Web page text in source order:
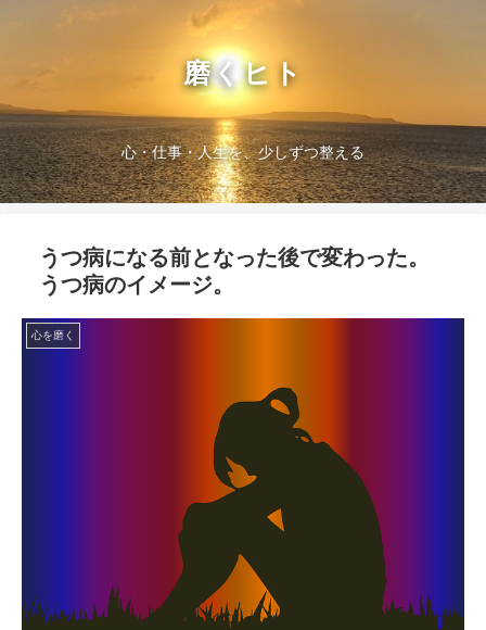
磨くヒト
心・仕事・人生を、少しずつ整える
うつ病になる前となった後で変わった。
うつ病のイメージ。
心を磨く